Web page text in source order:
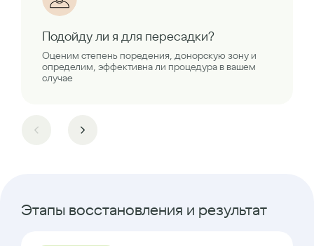
Подойду ли я для пересадки?
Оценим степень поредения, донорскую зону и
определим, эффективна ли процедура в вашем
случае
Этапы восстановления и результат